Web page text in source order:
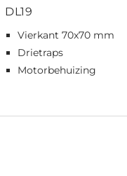
DL19
Vierkant 70x70 mm
Drietraps
Motorbehuizing